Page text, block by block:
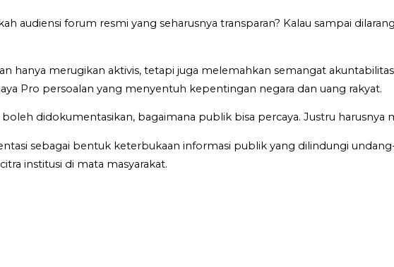
audiensi forum resmi yang seharusnya transparan? Kalau sampai
hanya merugikan aktivis, tetapi juga melemahkan semangat
Pro persoalan yang menyentuh kepentingan negara dan uang rakyat.
didokumentasikan, bagaimana publik bisa percaya. Justru
sebagai bentuk keterbukaan informasi publik yang dilindungi
institusi di mata masyarakat.